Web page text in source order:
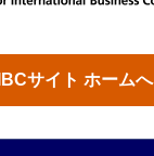
IIBCサイト ホームへ